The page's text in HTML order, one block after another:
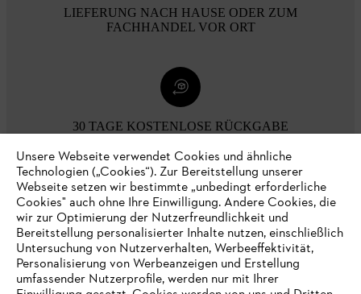
LIEFERUNG NACH HAUSE ODER ZUM
FACHHANDEL VOR ORT
30 TAGE KOSTENLOSE RÜCKGABE
Zahlungsmöglichkeiten
Unsere Webseite verwendet Cookies und ähnliche
Technologien („Cookies“). Zur Bereitstellung unserer
Webseite setzen wir bestimmte „unbedingt erforderliche
Cookies" auch ohne Ihre Einwilligung. Andere Cookies, die
wir zur Optimierung der Nutzerfreundlichkeit und
Bereitstellung personalisierter Inhalte nutzen, einschließlich
Untersuchung von Nutzerverhalten, Werbeeffektivität,
Personalisierung von Werbeanzeigen und Erstellung
umfassender Nutzerprofile, werden nur mit Ihrer